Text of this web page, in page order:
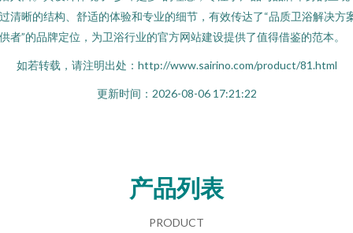
清晰的结构、舒适的体验和专业的细节，有效传达了“品质卫浴解决方
者”的品牌定位，为卫浴行业的官方网站建设提供了值得借鉴的范本。
如若转载，请注明出处：http://www.sairino.com/product/81.html
更新时间：2026-08-06 17:21:22
产品列表
PRODUCT